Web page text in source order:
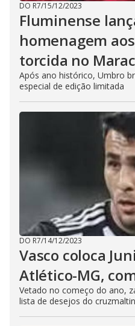
DO R7/15/12/2023
Fluminense
homenagem
torcida no
Após ano histórico, Umbro
especial de edição limitada
DO R7/14/12/2023
Vasco coloca
Atlético-MG,
Vetado no começo do ano,
lista de desejos do